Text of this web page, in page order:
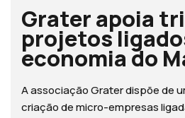
Grater apoia
projetos
economia do
A associação Grater dispõe de
criação de micro-empresas